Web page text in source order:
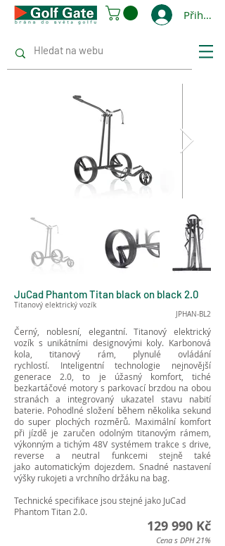
Přihlásit
JuCad Phantom Titan black on black 2.0
Titanový elektrický vozík
JPHAN-BL2
Černý, noblesní, elegantní. Titanový elektrický
vozík s unikátními designovými koly. Karbonová
kola, titanový rám, plynulé ovládání
rychlostí. Inteligentní technologie nejnovější
generace 2.0, to je úžasný komfort, tiché
bezkartáčové motory s parkovací brzdou na obou
stranách a integrovaný ukazatel stavu nabití
baterie. Pohodlné složení během několika sekund
do super plochých rozměrů. Maximální komfort
při jízdě je zaručen odolným titanovým rámem,
výkonným a tichým 48V systémem trakce s drive,
reverse a neutral funkcemi stejně také
jako automatickým dojezdem. Snadné nastavení
výšky rukojeti a vrchního držáku na bag.
Technické specifikace jsou stejné jako JuCad
Phantom Titan 2.0.
129 990 Kč
Cena s DPH 21%